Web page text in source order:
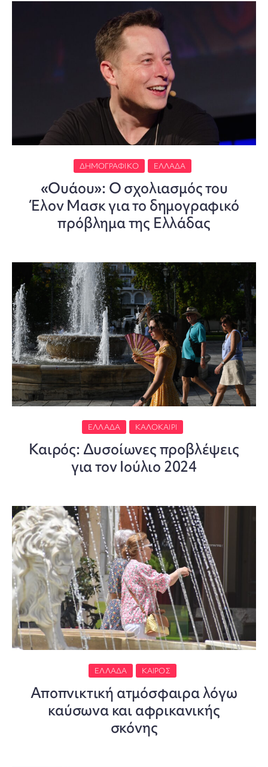
ΔΗΜΟΓΡΑΦΙΚΌ ΕΛΛΆΔΑ
«Ουάου»: Ο σχολιασμός του
Έλον Μασκ για το δημογραφικό
πρόβλημα της Ελλάδας
ΕΛΛΆΔΑ ΚΑΛΟΚΑΊΡΙ
Καιρός: Δυσοίωνες προβλέψεις
για τον Ιούλιο 2024
ΕΛΛΆΔΑ ΚΑΙΡΌΣ
Αποπνικτική ατμόσφαιρα λόγω
καύσωνα και αφρικανικής
σκόνης